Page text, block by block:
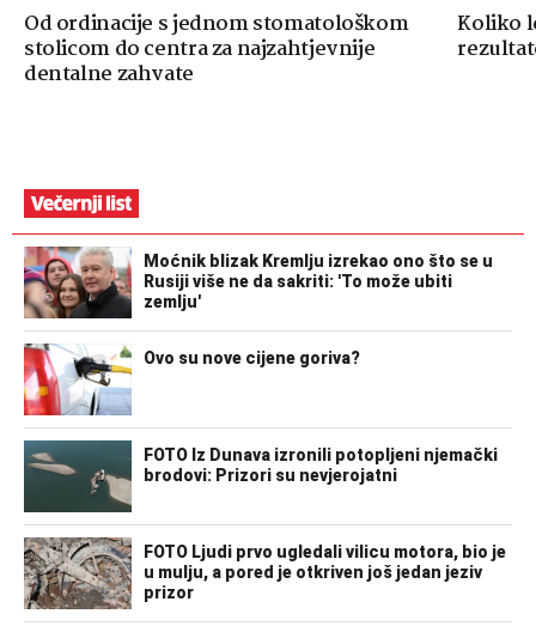
Od ordinacije s jednom stomatološkom
stolicom do centra za najzahtjevnije
dentalne zahvate
Koliko